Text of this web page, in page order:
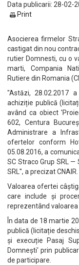
Data publicarii: 28-02-
Print
Asocierea firmelor
castigat din nou
rutier Domnesti, cu o
marti, Compania
Rutiere din Romania
"Astăzi, 28.02.2017
achiziție publică
având ca obiect
602, Centura
Administrare a
ofertelor conform
05.08.2016, a
SC Straco Grup SRL
SRL'', a precizat CNAIR.
Valoarea ofertei
care include și
reprezentând valoarea
În data de 18 martie
publică (licitație
și execuție Pasaj
Domnești' prin
de participare.